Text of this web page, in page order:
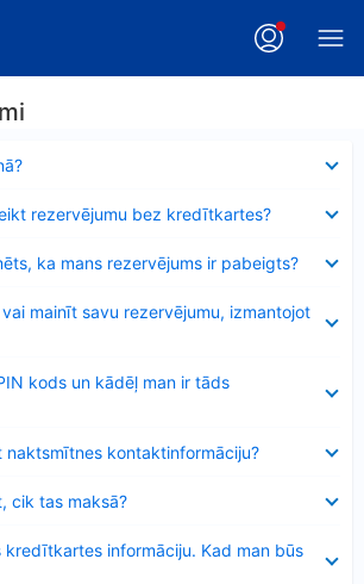
rezervējumu bez kredītkartes?
ka mans rezervējums ir pabeigts?
mainīt savu rezervējumu, izmantojot
kods un kādēļ man ir tāds
naktsmītnes kontaktinformāciju?
cik tas maksā?
kredītkartes informāciju. Kad man būs